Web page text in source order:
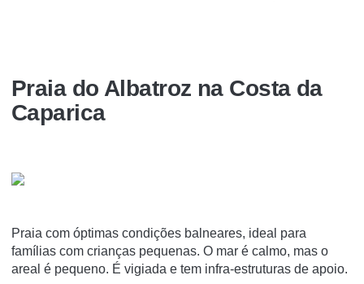
Praia do Albatroz na Costa da
Caparica
Praia com óptimas condições balneares, ideal para
famílias com crianças pequenas. O mar é calmo, mas o
areal é pequeno. É vigiada e tem infra-estruturas de apoio.